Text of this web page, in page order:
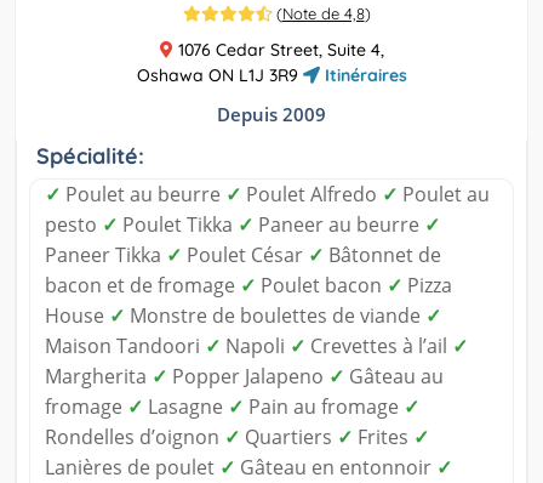
(Note de 4,8)
1076 Cedar Street, Suite 4,
Oshawa ON L1J 3R9
Itinéraires
Depuis 2009
Spécialité:
✓ Poulet au beurre ✓ Poulet Alfredo ✓ Poulet au
pesto ✓ Poulet Tikka ✓ Paneer au beurre ✓
Paneer Tikka ✓ Poulet César ✓ Bâtonnet de
bacon et de fromage ✓ Poulet bacon ✓ Pizza
House ✓ Monstre de boulettes de viande ✓
Maison Tandoori ✓ Napoli ✓ Crevettes à l’ail ✓
Margherita ✓ Popper Jalapeno ✓ Gâteau au
fromage ✓ Lasagne ✓ Pain au fromage ✓
Rondelles d’oignon ✓ Quartiers ✓ Frites ✓
Lanières de poulet ✓ Gâteau en entonnoir ✓